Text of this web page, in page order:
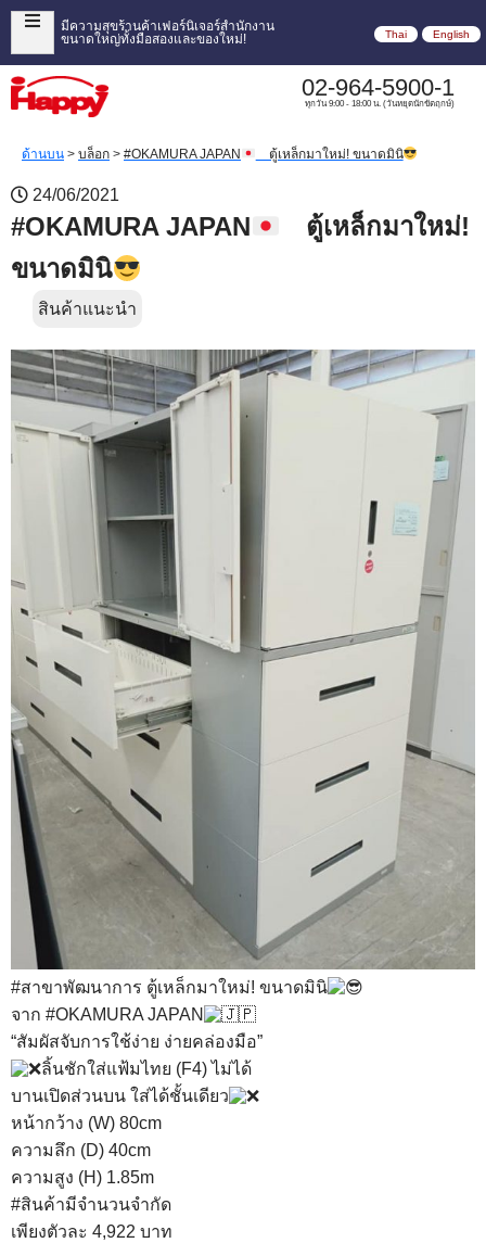
มีความสุขร้านค้าเฟอร์นิเจอร์สำนักงาน
ขนาดใหญ่ทั้งมือสองและของใหม่!
Thai English
02-964-5900-1
ทุกวัน 9:00 - 18:00 น. (วันหยุดนักขัตฤกษ์)
ด้านบน > บล็อก > #OKAMURA JAPAN ตู้เหล็กมาใหม่! ขนาดมินิ
24/06/2021
#OKAMURA JAPAN
ตู้เหล็กมาใหม่!
ขนาดมินิ
สินค้าแนะนำ
#สาขาพัฒนาการ ตู้เหล็กมาใหม่! ขนาดมินิ
จาก #OKAMURA JAPAN
“สัมผัสจับการใช้ง่าย ง่ายคล่องมือ”
ลิ้นชักใส่แฟ้มไทย (F4) ไม่ได้
บานเปิดส่วนบน ใส่ได้ชั้นเดียว
หน้ากว้าง (W) 80cm
ความลึก (D) 40cm
ความสูง (H) 1.85m
#สินค้ามีจำนวนจำกัด
เพียงตัวละ 4,922 บาท